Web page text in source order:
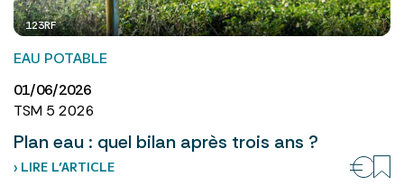
123RF
EAU POTABLE
01/06/2026
TSM 5 2026
Plan eau : quel bilan après trois ans ?
› LIRE L’ARTICLE